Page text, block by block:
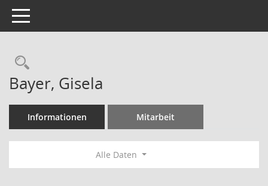
Toggle navigation
Rechercheauswahl
Bayer, Gisela
Informationen Mitarbeit
Alle Daten